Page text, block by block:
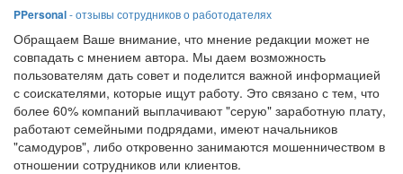
PPersonal- отзывы сотрудников о работодателях
Обращаем Ваше внимание, что мнение редакции может не
совпадать с мнением автора. Мы даем возможность
пользователям дать совет и поделится важной информацией
с соискателями, которые ищут работу. Это связано с тем, что
более 60% компаний выплачивают "серую" заработную плату,
работают семейными подрядами, имеют начальников
"самодуров", либо откровенно занимаются мошенничеством в
отношении сотрудников или клиентов.